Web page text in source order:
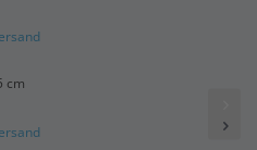
cm